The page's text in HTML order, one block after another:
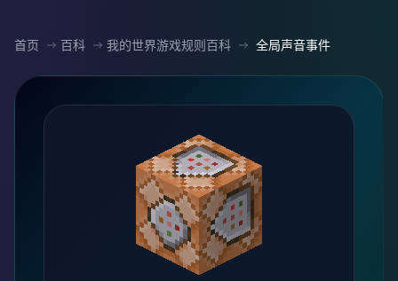
首页 百科 我的世界游戏规则百科 全局声音事件